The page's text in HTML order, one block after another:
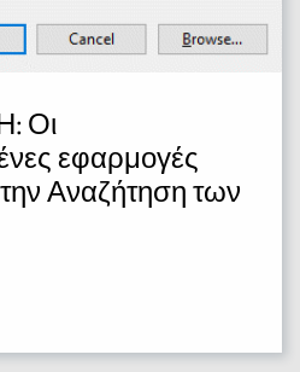
Οι
εφαρμογές
Αναζήτηση των